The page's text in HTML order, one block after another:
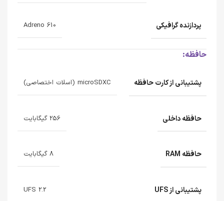
پردازنده‌ گرافیکی Adreno 610
حافظه:
پشتیبانی از کارت حافظه microSDXC (اسلات اختصاصی)
حافظه داخلی 256 گیگابایت
حافظه RAM 8 گیگابایت
پشتیبانی از UFS UFS 2.2